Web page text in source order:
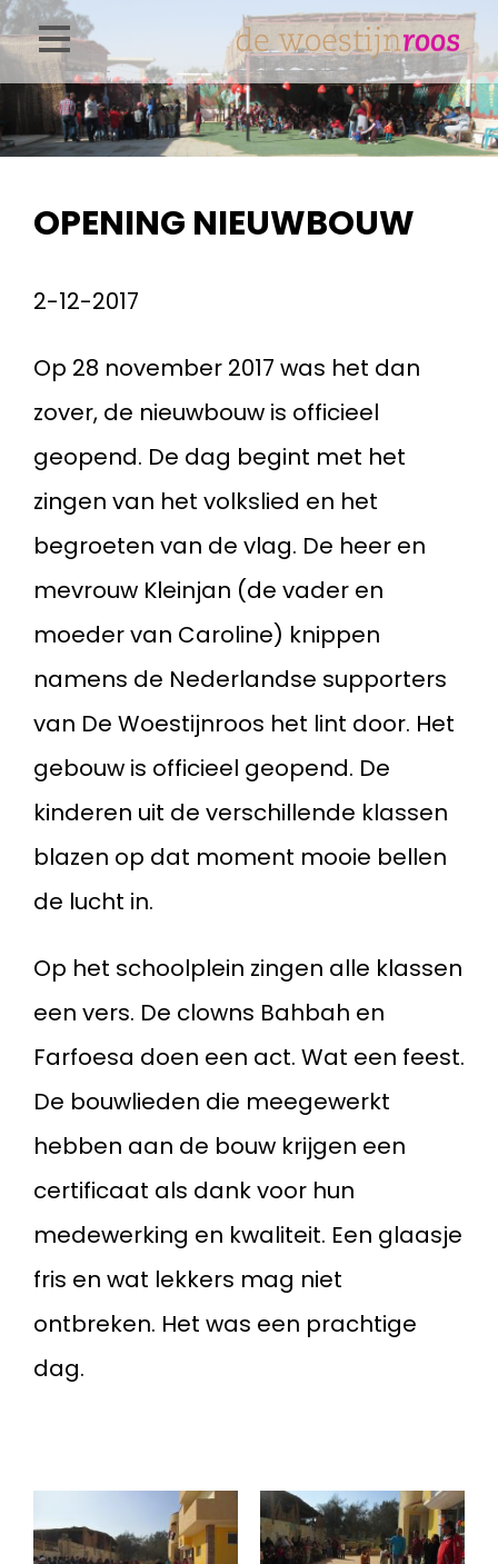
Overslaan
en
naar
de
gaanOPENING NIEUWBOUW
2-12-2017
Op 28 november 2017 was het dan
zover, de nieuwbouw is officieel
geopend. De dag begint met het
zingen van het volkslied en het
begroeten van de vlag. De heer en
mevrouw Kleinjan (de vader en
moeder van Caroline) knippen
namens de Nederlandse supporters
van De Woestijnroos het lint door. Het
gebouw is officieel geopend. De
kinderen uit de verschillende klassen
blazen op dat moment mooie bellen
de lucht in.
Op het schoolplein zingen alle klassen
een vers. De clowns Bahbah en
Farfoesa doen een act. Wat een feest.
De bouwlieden die meegewerkt
hebben aan de bouw krijgen een
certificaat als dank voor hun
medewerking en kwaliteit. Een glaasje
fris en wat lekkers mag niet
ontbreken. Het was een prachtige
dag.